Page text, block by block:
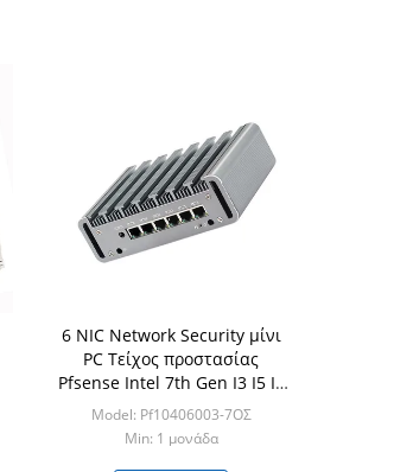
6 NIC Network Security μίνι
PC Τείχος προστασίας
Pfsense Intel 7th Gen I3 I5 I7
for Network Security
Model: Pf10406003-7ΟΣ
Min: 1 μονάδα